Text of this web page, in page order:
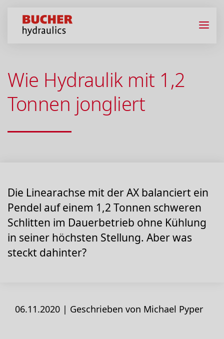
Wie Hydraulik mit 1,2
Tonnen jongliert
Die Linearachse mit der AX balanciert ein
Pendel auf einem 1,2 Tonnen schweren
Schlitten im Dauerbetrieb ohne Kühlung
in seiner höchsten Stellung. Aber was
steckt dahinter?
06.11.2020 | Geschrieben von Michael Pyper